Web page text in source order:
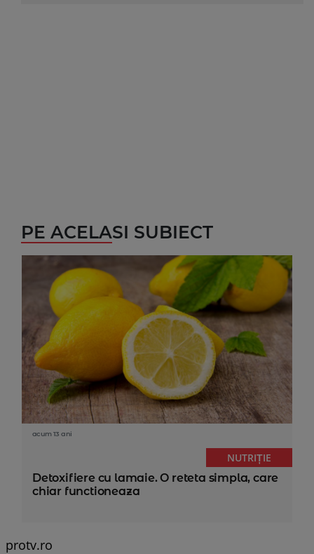
PE ACELASI SUBIECT
acum 13 ani
NUTRIȚIE
Detoxifiere cu lamaie. O reteta simpla, care
chiar functioneaza
protv.ro